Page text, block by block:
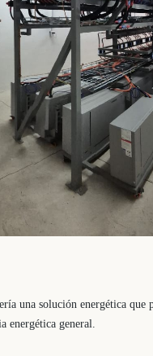
una solución energética
energética general.